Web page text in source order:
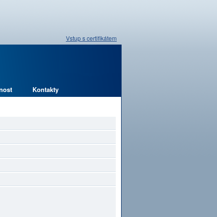
Vstup s certifikátem
Kontakty